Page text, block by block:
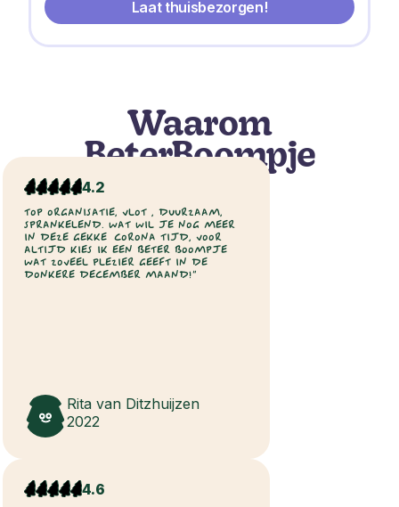
Laat thuisbezorgen!
Waarom
BeterBoompje
4.2
TOP ORGANISATIE, VLOT , DUURZAAM,
SPRANKELEND. WAT WIL JE NOG MEER
IN DEZE GEKKE CORONA TIJD, VOOR
ALTIJD KIES IK EEN BETER BOOMPJE
WAT ZOVEEL PLEZIER GEEFT IN DE
DONKERE DECEMBER MAAND!”
Rita van Ditzhuijzen
2022
4.6